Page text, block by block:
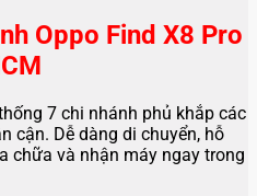
Oppo Find X8 Pro
7 chi nhánh phủ khắp các
cận. Dễ dàng di chuyển, hỗ
chữa và nhận máy ngay trong